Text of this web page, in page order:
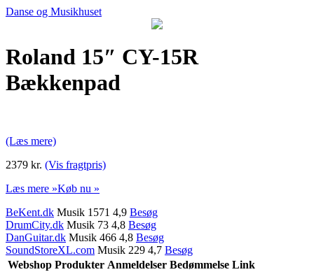
Danse og Musikhuset
Roland 15″ CY-15R
Bækkenpad
(Læs mere)
2379 kr. (Vis fragtpris)
Læs mere »Køb nu »
BeKent.dk Musik 1571 4,9 Besøg
DrumCity.dk Musik 73 4,8 Besøg
DanGuitar.dk Musik 466 4,8 Besøg
SoundStoreXL.com Musik 229 4,7 Besøg
Webshop Produkter Anmeldelser Bedømmelse Link